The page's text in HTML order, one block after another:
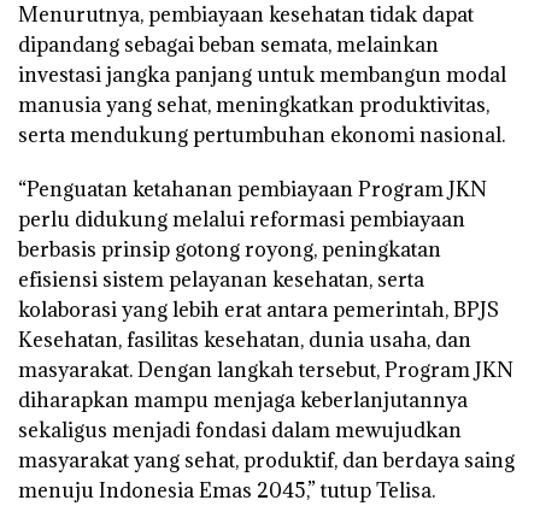
Menurutnya, pembiayaan kesehatan tidak dapat
dipandang sebagai beban semata, melainkan
investasi jangka panjang untuk membangun modal
manusia yang sehat, meningkatkan produktivitas,
serta mendukung pertumbuhan ekonomi nasional.
“Penguatan ketahanan pembiayaan Program JKN
perlu didukung melalui reformasi pembiayaan
berbasis prinsip gotong royong, peningkatan
efisiensi sistem pelayanan kesehatan, serta
kolaborasi yang lebih erat antara pemerintah, BPJS
Kesehatan, fasilitas kesehatan, dunia usaha, dan
masyarakat. Dengan langkah tersebut, Program JKN
diharapkan mampu menjaga keberlanjutannya
sekaligus menjadi fondasi dalam mewujudkan
masyarakat yang sehat, produktif, dan berdaya saing
menuju Indonesia Emas 2045,” tutup Telisa.